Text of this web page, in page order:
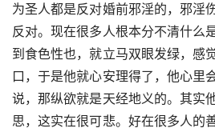
为圣人都是反对婚前邪淫的，邪淫
反对。现在很多人根本分不清什么
到食色性也，就立马双眼发绿，感
口，于是他就心安理得了，他心里
说，那纵欲就是天经地义的。其实
思，这实在很可悲。好在很多人的